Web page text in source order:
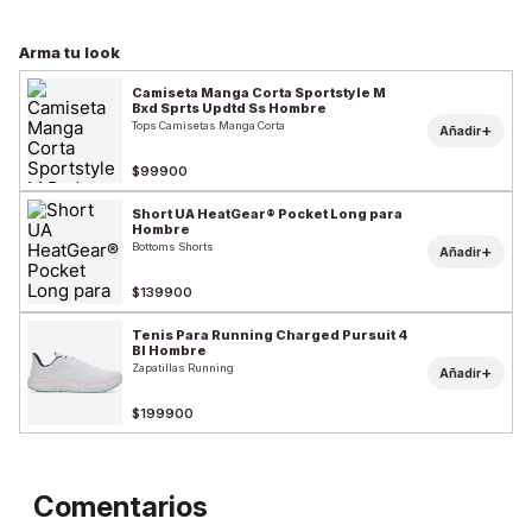
Arma tu look
Camiseta Manga Corta Sportstyle M
Bxd Sprts Updtd Ss Hombre
Tops Camisetas Manga Corta
$99900
Añadir+
Short UA HeatGear® Pocket Long para
Hombre
Bottoms Shorts
$139900
Añadir+
Tenis Para Running Charged Pursuit 4
Bl Hombre
Zapatillas Running
$199900
Añadir+
Comentarios